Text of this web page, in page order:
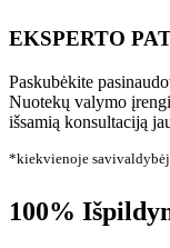
EKSPERTO
Paskubėkite
Nuotekų valymo
išsamią konsultaciją
*kiekvienoje
100%